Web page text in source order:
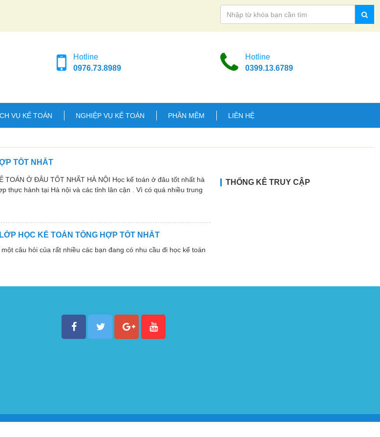
Hotline
0976.73.8989
Hotline
0399.13.6789
VỤ KẾ TOÁN NGHIỆP VỤ KẾ TOÁN PHẦN MỀM LIÊN HỆ
TỐT NHẤT
TOÁN Ở ĐÂU TỐT NHẤT HÀ NỘI Học kế toán ở đâu tốt nhất hà
thực hành tại Hà nội và các tỉnh lân cận . Vì có quá nhiều trung
HỌC KẾ TOÁN TỔNG HỢP TỐT NHẤT
câu hỏi của rất nhiều các bạn đang có nhu cầu đi học kế toán
THỐNG KÊ TRUY CẬP